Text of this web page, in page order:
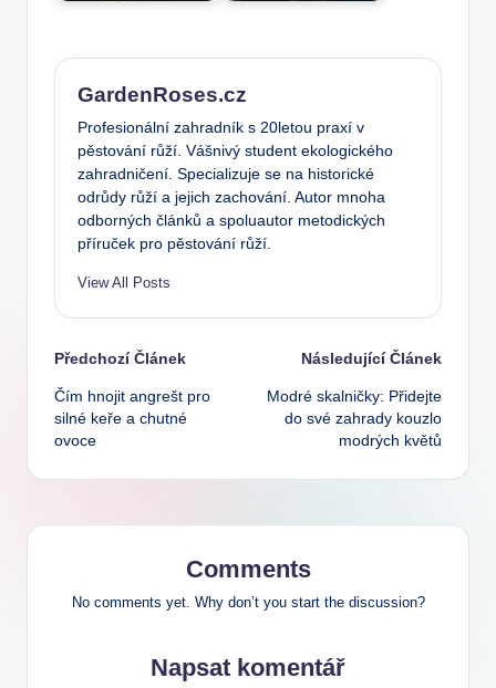
GardenRoses.cz
Profesionální zahradník s 20letou praxí v
pěstování růží. Vášnivý student ekologického
zahradničení. Specializuje se na historické
odrůdy růží a jejich zachování. Autor mnoha
odborných článků a spoluautor metodických
příruček pro pěstování růží.
View All Posts
Post
navigation
Předchozí Článek
Čím hnojit angrešt pro
silné keře a chutné
ovoce
Následující Článek
Modré skalničky: Přidejte
do své zahrady kouzlo
modrých květů
Comments
No comments yet. Why don’t you start the discussion?
Napsat komentář